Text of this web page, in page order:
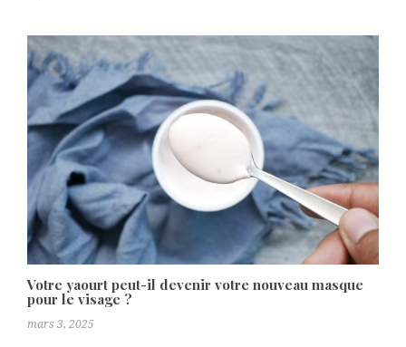
Votre yaourt peut-il devenir votre nouveau masque
pour le visage ?
mars 3, 2025